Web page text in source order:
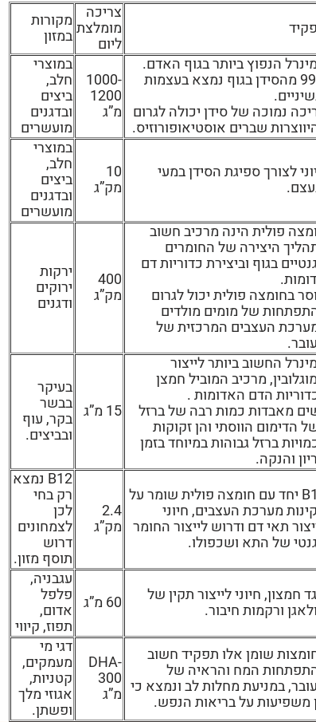
צריכה
מומלצת
ליום
מקורות
במזון
הנפוץ ביותר בגוף האדם.
99% מהסידן בגוף נמצא בעצמות
נמוכה של סידן יכולה לגרום
שברים אוסטיאופורוזיס.
1000-
1200
מ”ג
במוצרי
חלב,
ביצים
ובדגנים
מועשרים
לצורך ספיגת הסידן במעי 10
מק”ג
במוצרי
חלב,
ביצים
ובדגנים
מועשרים
פולית הינה מרכיב חשוב
היצירה של החומרים
בגוף וביצירת כדוריות דם
בחומצה פולית יכול לגרום
של מומים מולדים
העצבים המרכזית של
400
מק”ג
ירקות
ירוקים
ודגנים
החשוב ביותר לייצור
מרכיב המוביל חמצן
הדם האדומות .
מאבדות כמות רבה של ברזל
הדימום הווסתי והן זקוקות
ברזל גבוהות במיוחד בזמן
והנקה.
15 מ”ג
בעיקר
בבשר
בקר, עוף
ובביצים.
B12 יחד עם חומצה פולית שומר על
מערכת העצבים, חיוני
תאי דם ודרוש לייצור החומר
של התא ושכפולו.
2.4
מק”ג
B12 נמצא
רק בחי
לכן
לצמחונים
דרוש
תוסף מזון.
חמצון, חיוני לייצור תקין של
ורקמות חיבור. 60 מ”ג
עגבניה,
פלפל
אדום,
תפוז, קיווי
שומן אלו תפקיד חשוב
המח והראיה של
במניעת מחלות לב ונמצא כי
משפיעות על בריאות הנפש.
DHA-
300
מ”ג
דגי מי
מעמקים,
קטניות,
אגוזי מלך
ופשתן.